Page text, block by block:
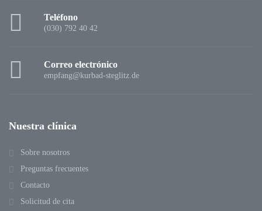
Teléfono
(030) 792 40 42
Correo electrónico
empfang@kurbad-steglitz.de
Nuestra clínica
Sobre nosotros
Preguntas frecuentes
Contacto
Solicitud de cita